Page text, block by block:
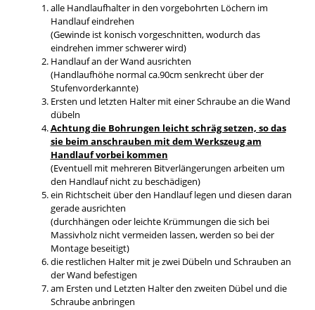
alle Handlaufhalter in den vorgebohrten Löchern im
Handlauf eindrehen
(Gewinde ist konisch vorgeschnitten, wodurch das
eindrehen immer schwerer wird)
Handlauf an der Wand ausrichten
(Handlaufhöhe normal ca.90cm senkrecht über der
Stufenvorderkannte)
Ersten und letzten Halter mit einer Schraube an die Wand
dübeln
Achtung die Bohrungen leicht schräg setzen, so das
sie beim anschrauben mit dem Werkszeug am
Handlauf vorbei kommen
(Eventuell mit mehreren Bitverlängerungen arbeiten um
den Handlauf nicht zu beschädigen)
ein Richtscheit über den Handlauf legen und diesen daran
gerade ausrichten
(durchhängen oder leichte Krümmungen die sich bei
Massivholz nicht vermeiden lassen, werden so bei der
Montage beseitigt)
die restlichen Halter mit je zwei Dübeln und Schrauben an
der Wand befestigen
am Ersten und Letzten Halter den zweiten Dübel und die
Schraube anbringen